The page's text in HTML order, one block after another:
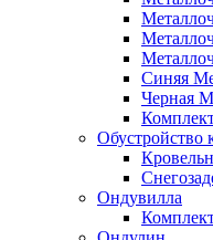
Синяя
Черная
Обустройство
Ондувилла